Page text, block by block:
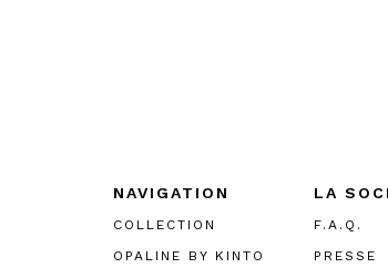
NAVIGATION
COLLECTION
OPALINE BY KINTO
LA
F.A.Q.
PRESSE